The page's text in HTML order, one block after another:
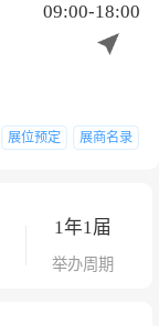
09:00-18:00
展位预定 展商名录
1年1届
举办周期